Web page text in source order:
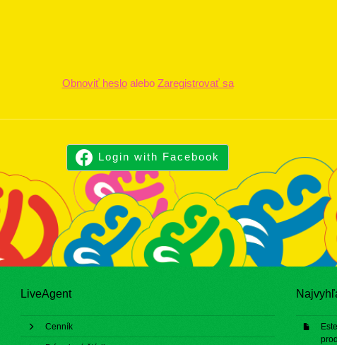
Obnoviť hesloalebo Zaregistrovať sa
Login with Facebook
LiveAgent
Cenník